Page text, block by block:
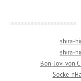
shira-
shira-
Bon-Jovi von
Socke-